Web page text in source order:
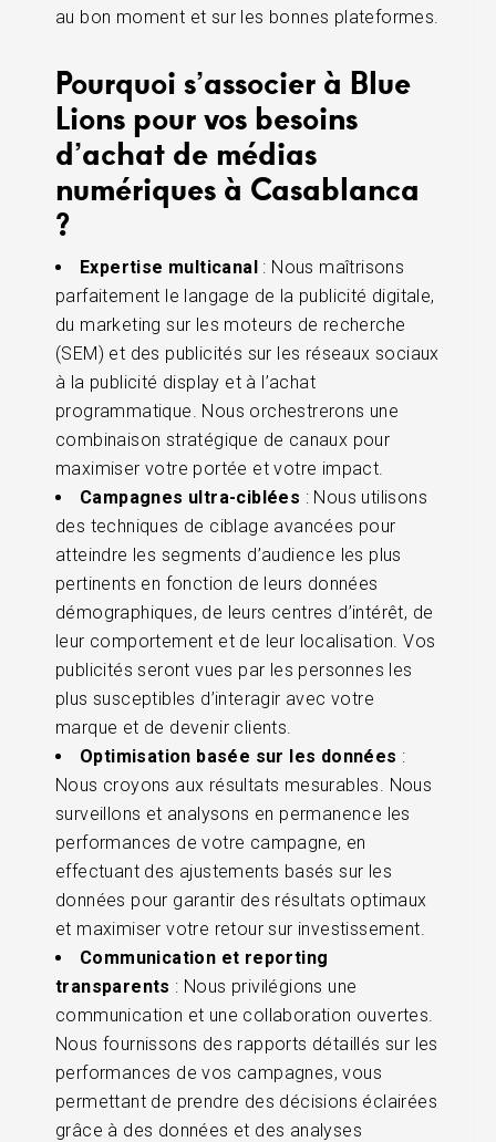
au bon moment et sur les bonnes plateformes.
Pourquoi s’associer à Blue
Lions pour vos besoins
d’achat de médias
numériques à Casablanca
?
Expertise multicanal : Nous maîtrisons
parfaitement le langage de la publicité digitale,
du marketing sur les moteurs de recherche
(SEM) et des publicités sur les réseaux sociaux
à la publicité display et à l’achat
programmatique. Nous orchestrerons une
combinaison stratégique de canaux pour
maximiser votre portée et votre impact.
Campagnes ultra-ciblées : Nous utilisons
des techniques de ciblage avancées pour
atteindre les segments d’audience les plus
pertinents en fonction de leurs données
démographiques, de leurs centres d’intérêt, de
leur comportement et de leur localisation. Vos
publicités seront vues par les personnes les
plus susceptibles d’interagir avec votre
marque et de devenir clients.
Optimisation basée sur les données :
Nous croyons aux résultats mesurables. Nous
surveillons et analysons en permanence les
performances de votre campagne, en
effectuant des ajustements basés sur les
données pour garantir des résultats optimaux
et maximiser votre retour sur investissement.
Communication et reporting
transparents : Nous privilégions une
communication et une collaboration ouvertes.
Nous fournissons des rapports détaillés sur les
performances de vos campagnes, vous
permettant de prendre des décisions éclairées
grâce à des données et des analyses